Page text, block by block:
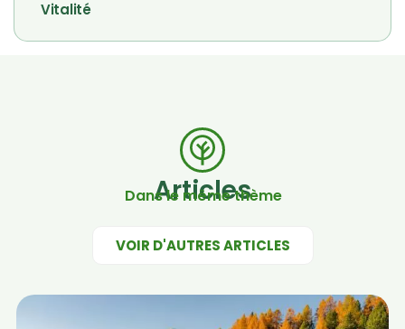
Vitalité
Articles
Dans le même thème
VOIR D'AUTRES ARTICLES